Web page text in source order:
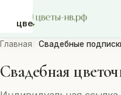
цветы-
нв.рф
Розы
Главная Свадебные
Свадебная